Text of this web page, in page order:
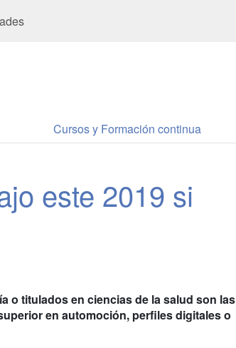
Cursos y Formación continua
este 2019 si
o titulados en ciencias de la salud son las
en automoción, perfiles digitales o